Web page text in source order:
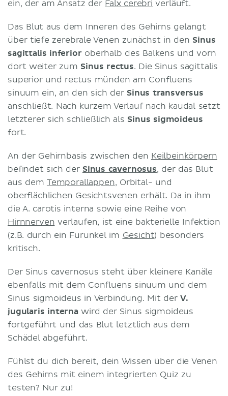
ein, der am Ansatz der Falx cerebri verläuft.
Das Blut aus dem Inneren des Gehirns gelangt
über tiefe zerebrale Venen zunächst in den Sinus
sagittalis inferioroberhalb des Balkens und vorn
dort weiter zum Sinus rectus. Die Sinus sagittalis
superior und rectus münden am Confluens
sinuum ein, an den sich der Sinus transversus
anschließt. Nach kurzem Verlauf nach kaudal setzt
letzterer sich schließlich als Sinus sigmoideus
fort.
An der Gehirnbasis zwischen den Keilbeinkörpern
befindet sich der Sinus cavernosus, der das Blut
aus dem Temporallappen, Orbital- und
oberflächlichen Gesichtsvenen erhält. Da in ihm
die A. carotis interna sowie eine Reihe von
Hirnnerven verlaufen, ist eine bakterielle Infektion
(z.B. durch ein Furunkel im Gesicht) besonders
kritisch.
Der Sinus cavernosus steht über kleinere Kanäle
ebenfalls mit dem Confluens sinuum und dem
Sinus sigmoideus in Verbindung. Mit derV.
jugularis interna wird der Sinus sigmoideus
fortgeführt und das Blut letztlich aus dem
Schädel abgeführt.
Fühlst du dich bereit, dein Wissen über die Venen
des Gehirns mit einem integrierten Quiz zu
testen? Nur zu!